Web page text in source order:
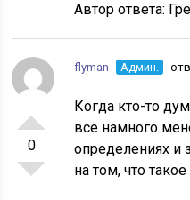
Автор ответа:
0
flyman Админ.
Когда кто-то
все намного
определениях и
на том, что